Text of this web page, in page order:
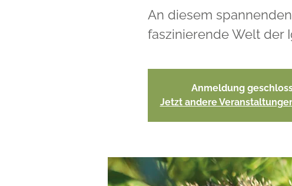
An diesem
faszinierende Welt der
Anmeldung
Jetzt andere